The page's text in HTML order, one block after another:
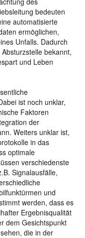
bedeuten
automatisierte
ermöglichen,
Unfalls. Dadurch
bekannt,
und Leben
ist noch unklar,
Faktoren
der
Weiters unklar ist,
in das
optimale
verschiedenste
Signalausfälle,
und
werden, dass es
Ergebnisqualität
dem Gesichtspunkt
die in der